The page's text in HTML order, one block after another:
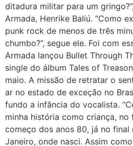
ditadura militar para um
Armada, Henrike Baliú. “Como
punk rock de menos de três
chumbo?”, segue ele. Foi com
Armada lançou Bullet Through
single do álbum Tales of
maio. A missão de retratar o
ar no estado de exceção no
fundo a infância do vocalista.
minha história como criança, no
começo dos anos 80, já no final
Janeiro, onde nasci. Assim